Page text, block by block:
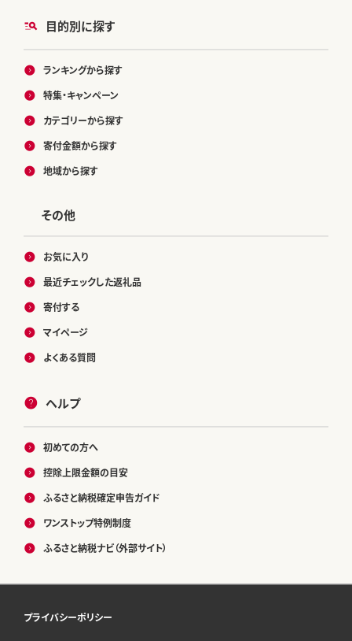
目的別に探す
ランキングから探す
特集・キャンペーン
カテゴリーから探す
寄付金額から探す
地域から探す
その他
お気に入り
最近チェックした返礼品
寄付する
マイページ
よくある質問
ヘルプ
初めての方へ
控除上限金額の目安
ふるさと納税確定申告ガイド
ワンストップ特例制度
ふるさと納税ナビ（外部サイト）
プライバシーポリシー